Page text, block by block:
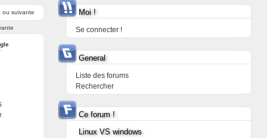
ou suivante Moi !
Se connecter !
General
Liste des forums
Rechercher
Ce forum !
Linux VS windows